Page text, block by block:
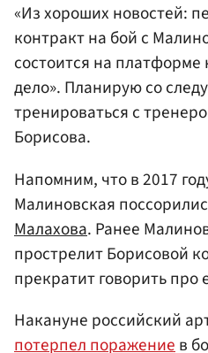
«Из хороших новостей:
контракт на бой с
состоится на
дело». Планирую со
тренироваться с
Борисова.
Напомним, что в 2017
Малиновская
Малахова. Ранее
прострелит Борисовой
прекратит говорить про
Накануне российский
потерпел поражениев